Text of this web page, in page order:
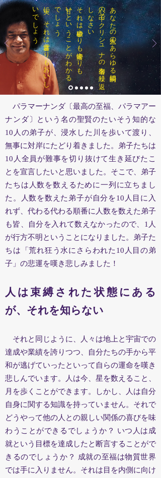
あなたの人生のあらゆる瞬間に
心の
中で
ク
リ
シ
ュ
ナ
の
御名を
繰り
返
し
な
さ
い
それは砂糖よりも蜂蜜よりも
甘い
と
い
う
こ
と
が
わ
か
る
で
し
ょ
う
実に
、
そ
れ
は
甘露よ
り
も
お
い
し
い
で
し
ょ
う
パラマーナンダ〔最高の至福、パラマアー
ナンダ〕という名の聖賢のたいそう知的な
10人の弟子が、浸水した川を歩いて渡り、
無事に対岸にたどり着きました。弟子たちは
10人全員が難事を切り抜けて生き延びたこ
とを宣言したいと思いました。そこで、弟子
たちは人数を数えるために一列に立ちまし
た。人数を数えた弟子が自分を10人目に入
れず、代わる代わる順番に人数を数えた弟子
も皆、自分を入れて数えなかったので、1人
が行方不明ということになりました。弟子た
ちは「荒れ狂う水にさらわれた10人目の弟
子」の悲運を嘆き悲しみました！
人は束縛された状態にある
が、それを知らない
それと同じように、人々は地上と宇宙での
達成や業績を誇りつつ、自分たちの手から平
和が逃げていったといって自らの運命を嘆き
悲しんでいます。人は今、星を数えること、
月を歩くことができます。しかし、人は自分
自身に関する知識を持っていません。それで
どうやって他の人との親しい関係の喜びを味
わうことができるでしょうか？ いつ人は成
就という目標を達成したと断言することがで
きるのでしょうか？ 成就の至福は物質世界
では手に入りません。それは目を内側に向け